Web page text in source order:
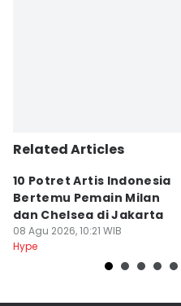
Related Articles
10 Potret Artis Indonesia
Bertemu Pemain Milan
dan Chelsea di Jakarta
08 Agu 2026, 10:21 WIB
Hype